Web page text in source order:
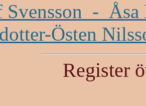
Svensson - Åsa
Östen
Register